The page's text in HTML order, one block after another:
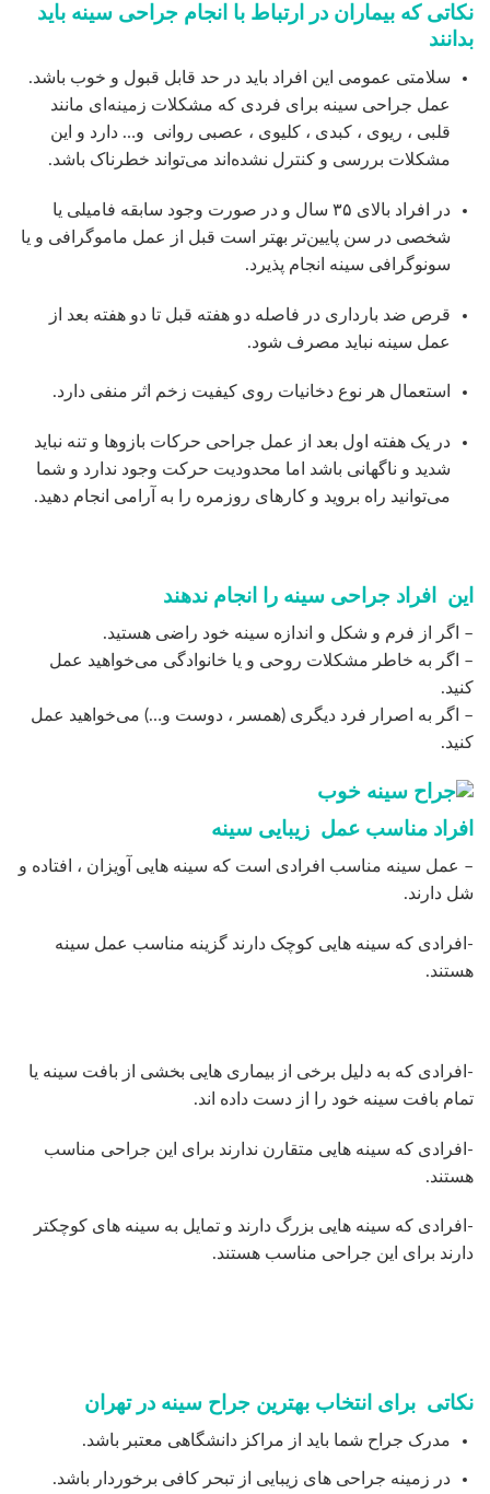
نکاتی که بیماران در ارتباط با انجام جراحی سینه باید
بدانند
سلامتی عمومی این افراد باید در حد قابل قبول و خوب باشد.
عمل جراحی سینه برای فردی که مشکلات زمینه‌ای مانند
قلبی ، ریوی ، کبدی ، کلیوی ، عصبی روانی و… دارد و این
مشکلات بررسی و کنترل نشده‌اند می‌تواند خطرناک باشد.
در افراد بالای ۳۵ سال و در صورت وجود سابقه فامیلی یا
شخصی در سن پایین‌تر بهتر است قبل از عمل ماموگرافی و یا
سونوگرافی سینه انجام پذیرد.
قرص ضد بارداری در فاصله دو هفته قبل تا دو هفته بعد از
عمل سینه نباید مصرف شود.
استعمال هر نوع دخانیات روی کیفیت زخم اثر منفی دارد.
در یک هفته اول بعد از عمل جراحی حرکات بازوها و تنه نباید
شدید و ناگهانی باشد اما محدودیت حرکت وجود ندارد و شما
می‌توانید راه بروید و کارهای روزمره را به آرامی انجام دهید.
این افراد جراحی سینه را انجام ندهند
– اگر از فرم و شکل و اندازه سینه خود راضی هستید.
– اگر به خاطر مشکلات روحی و یا خانوادگی می‌خواهید عمل
کنید.
– اگر به اصرار فرد دیگری (همسر ، دوست و…) می‌خواهید عمل
کنید.
افراد مناسب عمل زیبایی سینه
– عمل سینه مناسب افرادی است که سینه هایی آویزان ، افتاده و
شل دارند.
-افرادی که سینه هایی کوچک دارند گزینه مناسب عمل سینه
هستند.
-افرادی که به دلیل برخی از بیماری هایی بخشی از بافت سینه یا
تمام بافت سینه خود را از دست داده اند.
-افرادی که سینه هایی متقارن ندارند برای این جراحی مناسب
هستند.
-افرادی که سینه هایی بزرگ دارند و تمایل به سینه های کوچکتر
دارند برای این جراحی مناسب هستند.
نکاتی برای انتخاب بهترین جراح سینه در تهران
مدرک جراح شما باید از مراکز دانشگاهی معتبر باشد.
در زمینه جراحی های زیبایی از تبحر کافی برخوردار باشد.